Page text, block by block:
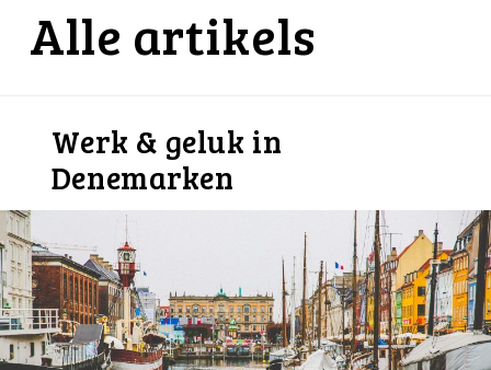
Alle artikels
Werk & geluk in
Denemarken